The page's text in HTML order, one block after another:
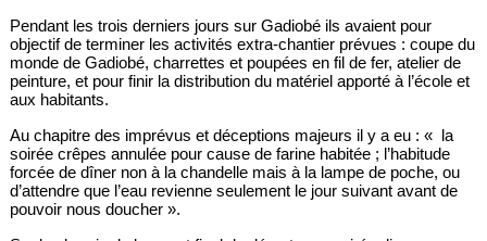
Pendant les trois derniers jours sur Gadiobé ils avaient pour
objectif de terminer les activités extra-chantier prévues : coupe du
monde de Gadiobé, charrettes et poupées en fil de fer, atelier de
peinture, et pour finir la distribution du matériel apporté à l’école et
aux habitants.
Au chapitre des imprévus et déceptions majeurs il y a eu : « la
soirée crêpes annulée pour cause de farine habitée ; l’habitude
forcée de dîner non à la chandelle mais à la lampe de poche, ou
d’attendre que l’eau revienne seulement le jour suivant avant de
pouvoir nous doucher ».